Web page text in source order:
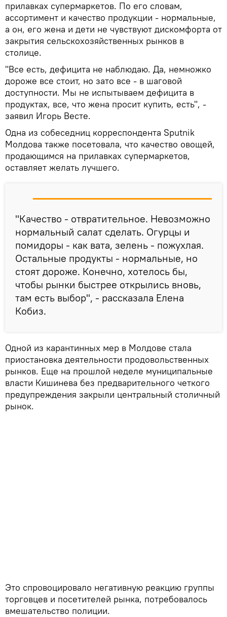
прилавках супермаркетов. По его словам,
ассортимент и качество продукции - нормальные,
а он, его жена и дети не чувствуют дискомфорта от
закрытия сельскохозяйственных рынков в
столице.
"Все есть, дефицита не наблюдаю. Да, немножко
дороже все стоит, но зато все - в шаговой
доступности. Мы не испытываем дефицита в
продуктах, все, что жена просит купить, есть", -
заявил Игорь Весте.
Одна из собеседниц корреспондента Sputnik
Молдова также посетовала, что качество овощей,
продающимся на прилавках супермаркетов,
оставляет желать лучшего.
"Качество - отвратительное. Невозможно
нормальный салат сделать. Огурцы и
помидоры - как вата, зелень - пожухлая.
Остальные продукты - нормальные, но
стоят дороже. Конечно, хотелось бы,
чтобы рынки быстрее открылись вновь,
там есть выбор", - рассказала Елена
Кобиз.
Одной из карантинных мер в Молдове стала
приостановка деятельности продовольственных
рынков. Еще на прошлой неделе муниципальные
власти Кишинева без предварительного четкого
предупреждения закрыли центральный столичный
рынок.
Это спровоцировало негативную реакцию группы
торговцев и посетителей рынка, потребовалось
вмешательство полиции.